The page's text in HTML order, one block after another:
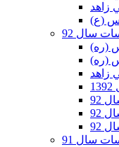
سال 92
92
92
92
سال 91